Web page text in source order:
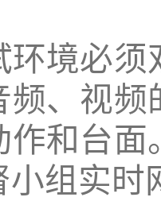
环境必
频、视
作和台
小组实时